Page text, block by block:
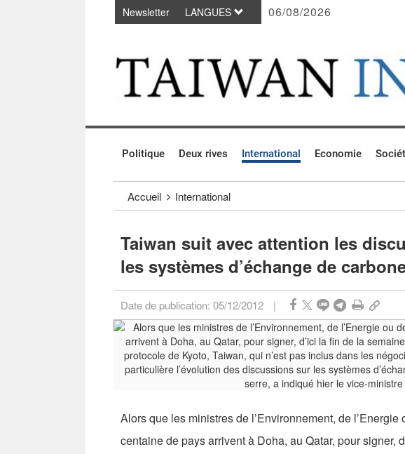
Passer au contenu principal
Newsletter LANGUES 06/08/2026
Politique Deux rives International Economie
Accueil International
Taiwan suit avec attention les
les systèmes d’échange de
Date de publication: 05/12/2012 |
Alors que les ministres de l’Environnement, de
centaine de pays arrivent à Doha, au Qatar, pour signer,